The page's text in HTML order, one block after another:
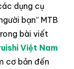
dụng cụ
bạn” MTB
bài viết
Việt Nam
cơ bản đến